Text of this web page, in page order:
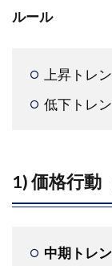
口。
証と
連記
事）
ルール
上昇トレ
低下トレ
1) 価格行動
中期トレ